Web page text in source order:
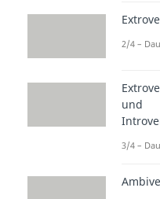
Wie du
auf dein
2/4 –
und
3/4 –